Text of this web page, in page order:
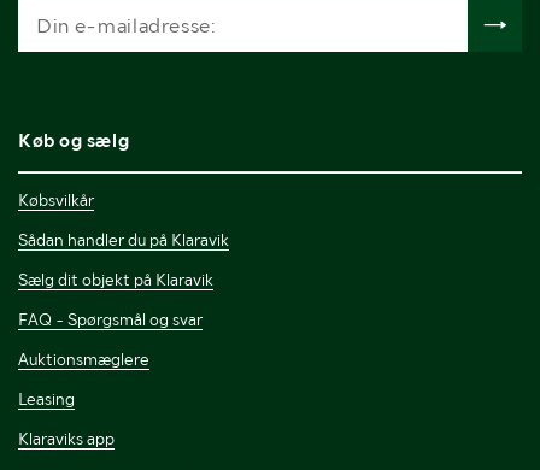
Køb og sælg
Købsvilkår
Sådan handler du på Klaravik
Sælg dit objekt på Klaravik
FAQ - Spørgsmål og svar
Auktionsmæglere
Leasing
Klaraviks app